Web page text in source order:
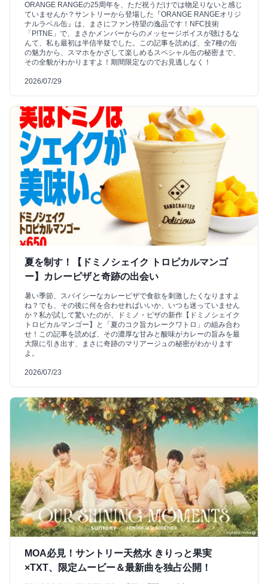
ORANGE RANGEの25周年を、ただ祝うだけでは物足りないと感じ
ていませんか？サントリーから登場した『ORANGE RANGEオリジ
ナルラベル缶』は、まさにファン待望の逸品です！NFC技術
「P!TNE」で、まさかメンバーからのメッセージボイスが聴けるな
んて、私も最初は半信半疑でした。この記事を読めば、全7種の缶
の魅力から、スマホをかざして楽しめるスペシャル缶の秘密まで、
その全貌がわかりますよ！期間限定なのでお見逃しなく！
2026/07/29
夏を制す！【ドミノシェイク トロピカルマンゴ
ー】カレーピザと奇跡の出会い
暑い季節、スパイシーなカレーピザで食欲を刺激したくなりますよ
ね？でも、その後に何を合わせればいいか、いつも迷っていません
か？私が試して驚いたのが、ドミノ・ピザの新作【ドミノシェイク
トロピカルマンゴー】と「夏のコク旨カレークワトロ」の組み合わ
せ！この記事を読めば、その濃厚な甘みと酸味がカレーの旨みを最
大限に引き出す、まさに奇跡のマリアージュの秘密がわかります
よ。
2026/07/23
MOA必見！サントリー天然水 きりっと果実
×TXT、限定ムービー＆最新曲を独占公開！